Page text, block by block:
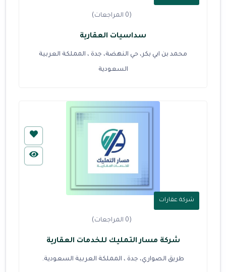
(0 المراجعات)
سداسيات العقارية
محمد بن ابي بكر، حي النهضة، جدة ، المملكة العربية
السعودية
شركة عقارات
(0 المراجعات)
شركة مسار التمليك للخدمات العقارية
طريق الصواري، جدة ، المملكة العربية السعودية.